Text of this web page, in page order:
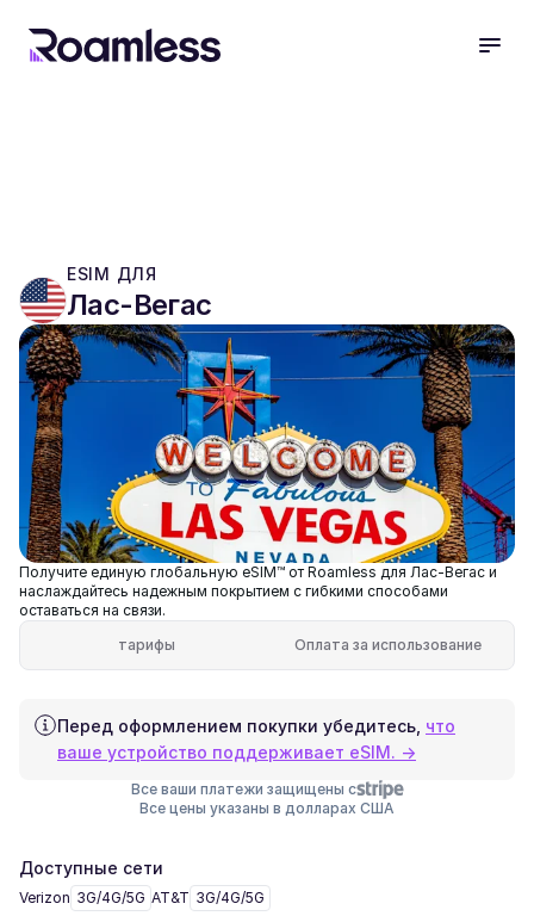
ESIM ДЛЯ
Лас-Вегас
Получите единую глобальную eSIM™ от Roamless для Лас-Вегас и
наслаждайтесь надежным покрытием с гибкими способами
оставаться на связи.
тарифы
Оплата за использование
Перед оформлением покупки убедитесь, что
ваше устройство поддерживает eSIM. →
Все ваши платежи защищены с
Все цены указаны в долларах США
Доступные сети
Verizon 3G/4G/5G AT&T 3G/4G/5G